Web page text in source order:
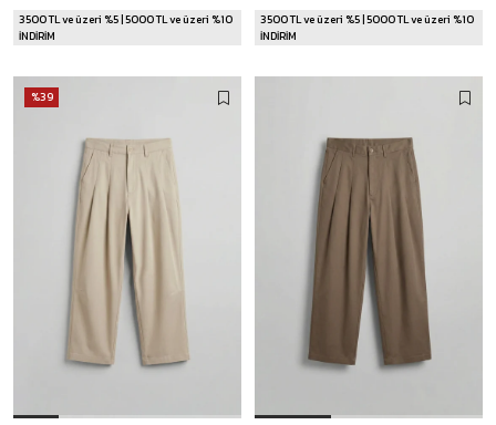
3500 TL ve üzeri %5 | 5000 TL ve üzeri %10
İNDİRİM
3500 TL ve üzeri %5 | 5000 TL ve üzeri %10
İNDİRİM
%39